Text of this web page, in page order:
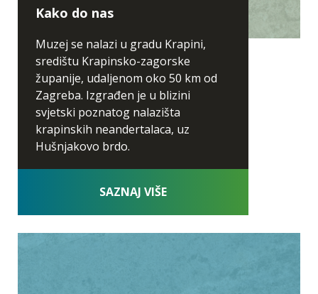
Kako do nas
Muzej se nalazi u gradu Krapini,
središtu Krapinsko-zagorske
županije, udaljenom oko 50 km od
Zagreba. Izgrađen je u blizini
svjetski poznatog nalazišta
krapinskih neandertalaca, uz
Hušnjakovo brdo.
SAZNAJ VIŠE